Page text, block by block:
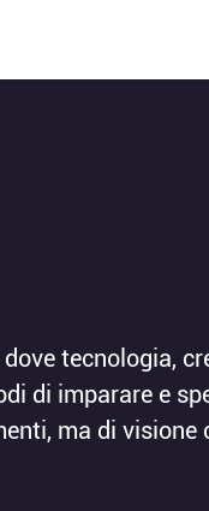
tecnologia,
di imparare e
ma di visione